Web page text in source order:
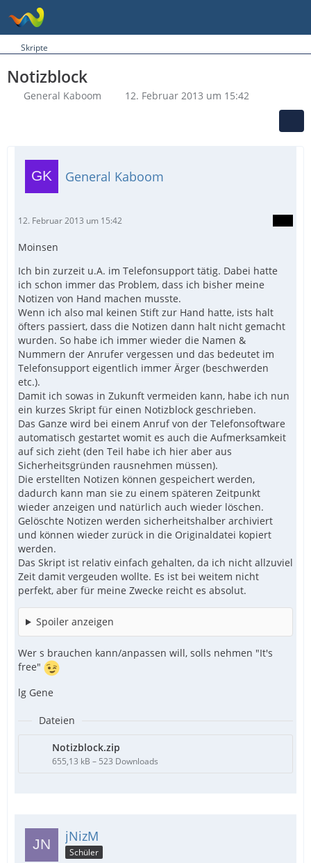
Skripte
Notizblock
General Kaboom 12. Februar 2013 um 15:42
General Kaboom
12. Februar 2013 um 15:42
Moinsen
Ich bin zurzeit u.A. im Telefonsupport tätig. Dabei hatte
ich schon immer das Problem, dass ich bisher meine
Notizen von Hand machen musste.
Wenn ich also mal keinen Stift zur Hand hatte, ists halt
öfters passiert, dass die Notizen dann halt nicht gemacht
wurden. So habe ich immer wieder die Namen &
Nummern der Anrufer vergessen und das bedeutet im
Telefonsupport eigentlich immer Ärger (beschwerden
etc.).
Damit ich sowas in Zukunft vermeiden kann, habe ich nun
ein kurzes Skript für einen Notizblock geschrieben.
Das Ganze wird bei einem Anruf von der Telefonsoftware
automatisch gestartet womit es auch die Aufmerksamkeit
auf sich zieht (den Teil habe ich hier aber aus
Sicherheitsgründen rausnehmen müssen).
Die erstellten Notizen können gespeichert werden,
dadurch kann man sie zu einem späteren Zeitpunkt
wieder anzeigen und natürlich auch wieder löschen.
Gelöschte Notizen werden sicherheitshalber archiviert
und können wieder zurück in die Originaldatei kopiert
werden.
Das Skript ist relativ einfach gehalten, da ich nicht allzuviel
Zeit damit vergeuden wollte. Es ist bei weitem nicht
perfekt, aber für meine Zwecke reicht es absolut.
Spoiler anzeigen
Wer s brauchen kann/anpassen will, solls nehmen "It's
free"
lg Gene
Dateien
Notizblock.zip
655,13 kB – 523 Downloads
jNizM
Schüler